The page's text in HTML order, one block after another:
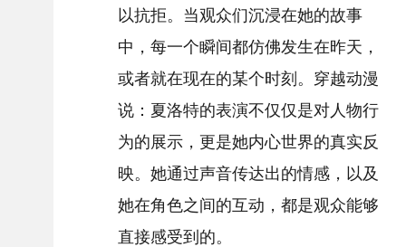
以抗拒。当观众们沉浸在她的故事
中，每一个瞬间都仿佛发生在昨天，
或者就在现在的某个时刻。穿越动漫
说：夏洛特的表演不仅仅是对人物行
为的展示，更是她内心世界的真实反
映。她通过声音传达出的情感，以及
她在角色之间的互动，都是观众能够
直接感受到的。